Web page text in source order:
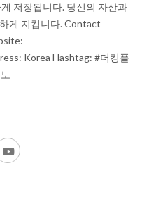
저장됩니다. 당신의 자산과
게 지킵니다. Contact
Korea Hashtag: #더킹플